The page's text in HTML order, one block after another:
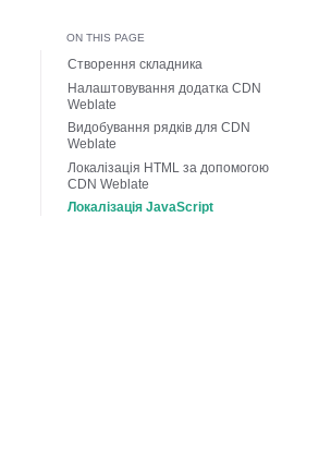
this page
Light / Dark / Auto color theme
ON THIS PAGE
Створення складника
Налаштовування додатка CDN
Weblate
Видобування рядків для CDN
Weblate
Локалізація HTML за допомогою
CDN Weblate
Локалізація JavaScript